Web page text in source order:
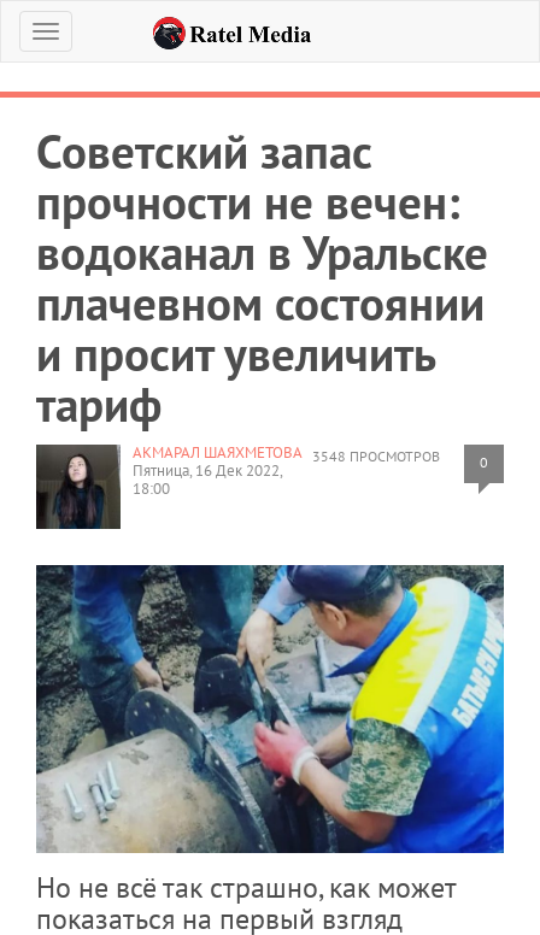
Меню
Советский запас
прочности не вечен:
водоканал в Уральске
плачевном состоянии
и просит увеличить
тариф
3548 ПРОСМОТРОВ 0
АКМАРАЛ ШАЯХМЕТОВА
Пятница, 16 Дек 2022,
18:00
Но не всё так страшно, как может
показаться на первый взгляд